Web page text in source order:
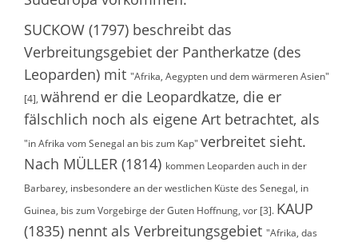
SUCKOW (1797) beschreibt das
Verbreitungsgebiet der Pantherkatze (des
Leoparden) mit "Afrika, Aegypten und dem wärmeren Asien"
[4], während er die Leopardkatze, die er
fälschlich noch als eigene Art betrachtet, als
"in Afrika vom Senegal an bis zum Kap" verbreitet sieht.
Nach MÜLLER (1814) kommen Leoparden auch in der
Barbarey, insbesondere an der westlichen Küste des Senegal, in
Guinea, bis zum Vorgebirge der Guten Hoffnung, vor [3]. KAUP
(1835) nennt als Verbreitungsgebiet "Afrika, das